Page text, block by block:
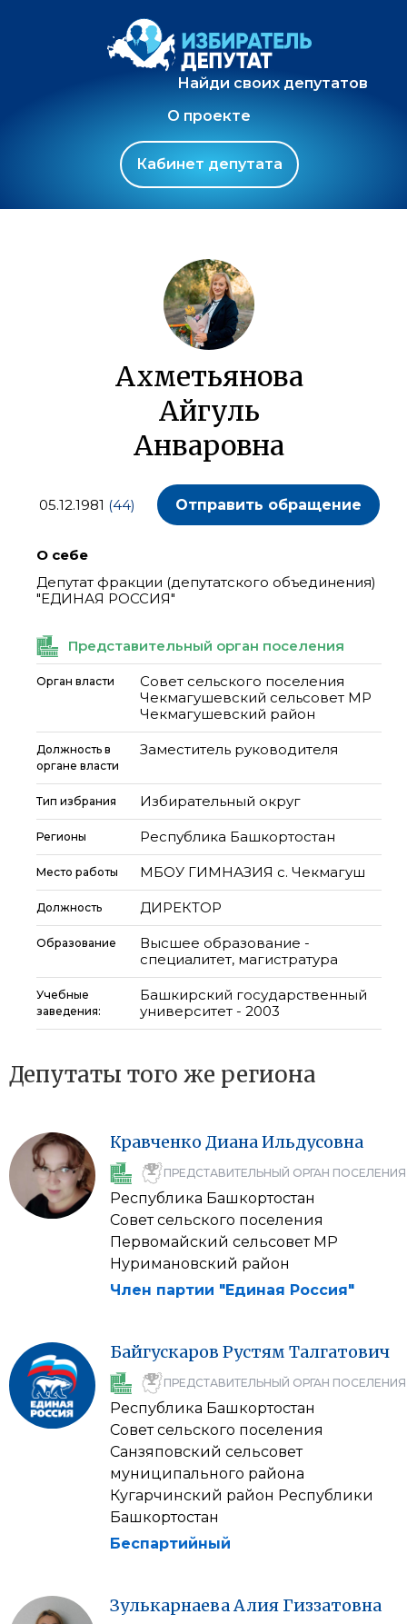
Найди своих депутатов
О проекте
Кабинет депутата
Ахметьянова
Айгуль
Анваровна
05.12.1981 (44) Отправить обращение
О себе
Депутат фракции (депутатского объединения)
"ЕДИНАЯ РОССИЯ"
Представительный орган поселения
Орган власти
Совет сельского поселения
Чекмагушевский сельсовет МР
Чекмагушевский район
Должность в
органе власти
Заместитель руководителя
Тип избрания Избирательный округ
Регионы Республика Башкортостан
Место работы МБОУ ГИМНАЗИЯ с. Чекмагуш
Должность ДИРЕКТОР
Образование
Высшее образование -
специалитет, магистратура
Учебные
заведения:
Башкирский государственный
университет - 2003
Депутаты того же региона
Кравченко ДианаИльдусовна
ПРЕДСТАВИТЕЛЬНЫЙ ОРГАН ПОСЕЛЕНИЯ
Республика Башкортостан
Совет сельского поселения
Первомайский сельсовет МР
Нуримановский район
Член партии "Единая Россия"
Байгускаров Рустям Талгатович
ПРЕДСТАВИТЕЛЬНЫЙ ОРГАН ПОСЕЛЕНИЯ
Республика Башкортостан
Совет сельского поселения
Санзяповский сельсовет
муниципального района
Кугарчинский район Республики
Башкортостан
Беспартийный
ЗулькарнаеваАлия Гиззатовна